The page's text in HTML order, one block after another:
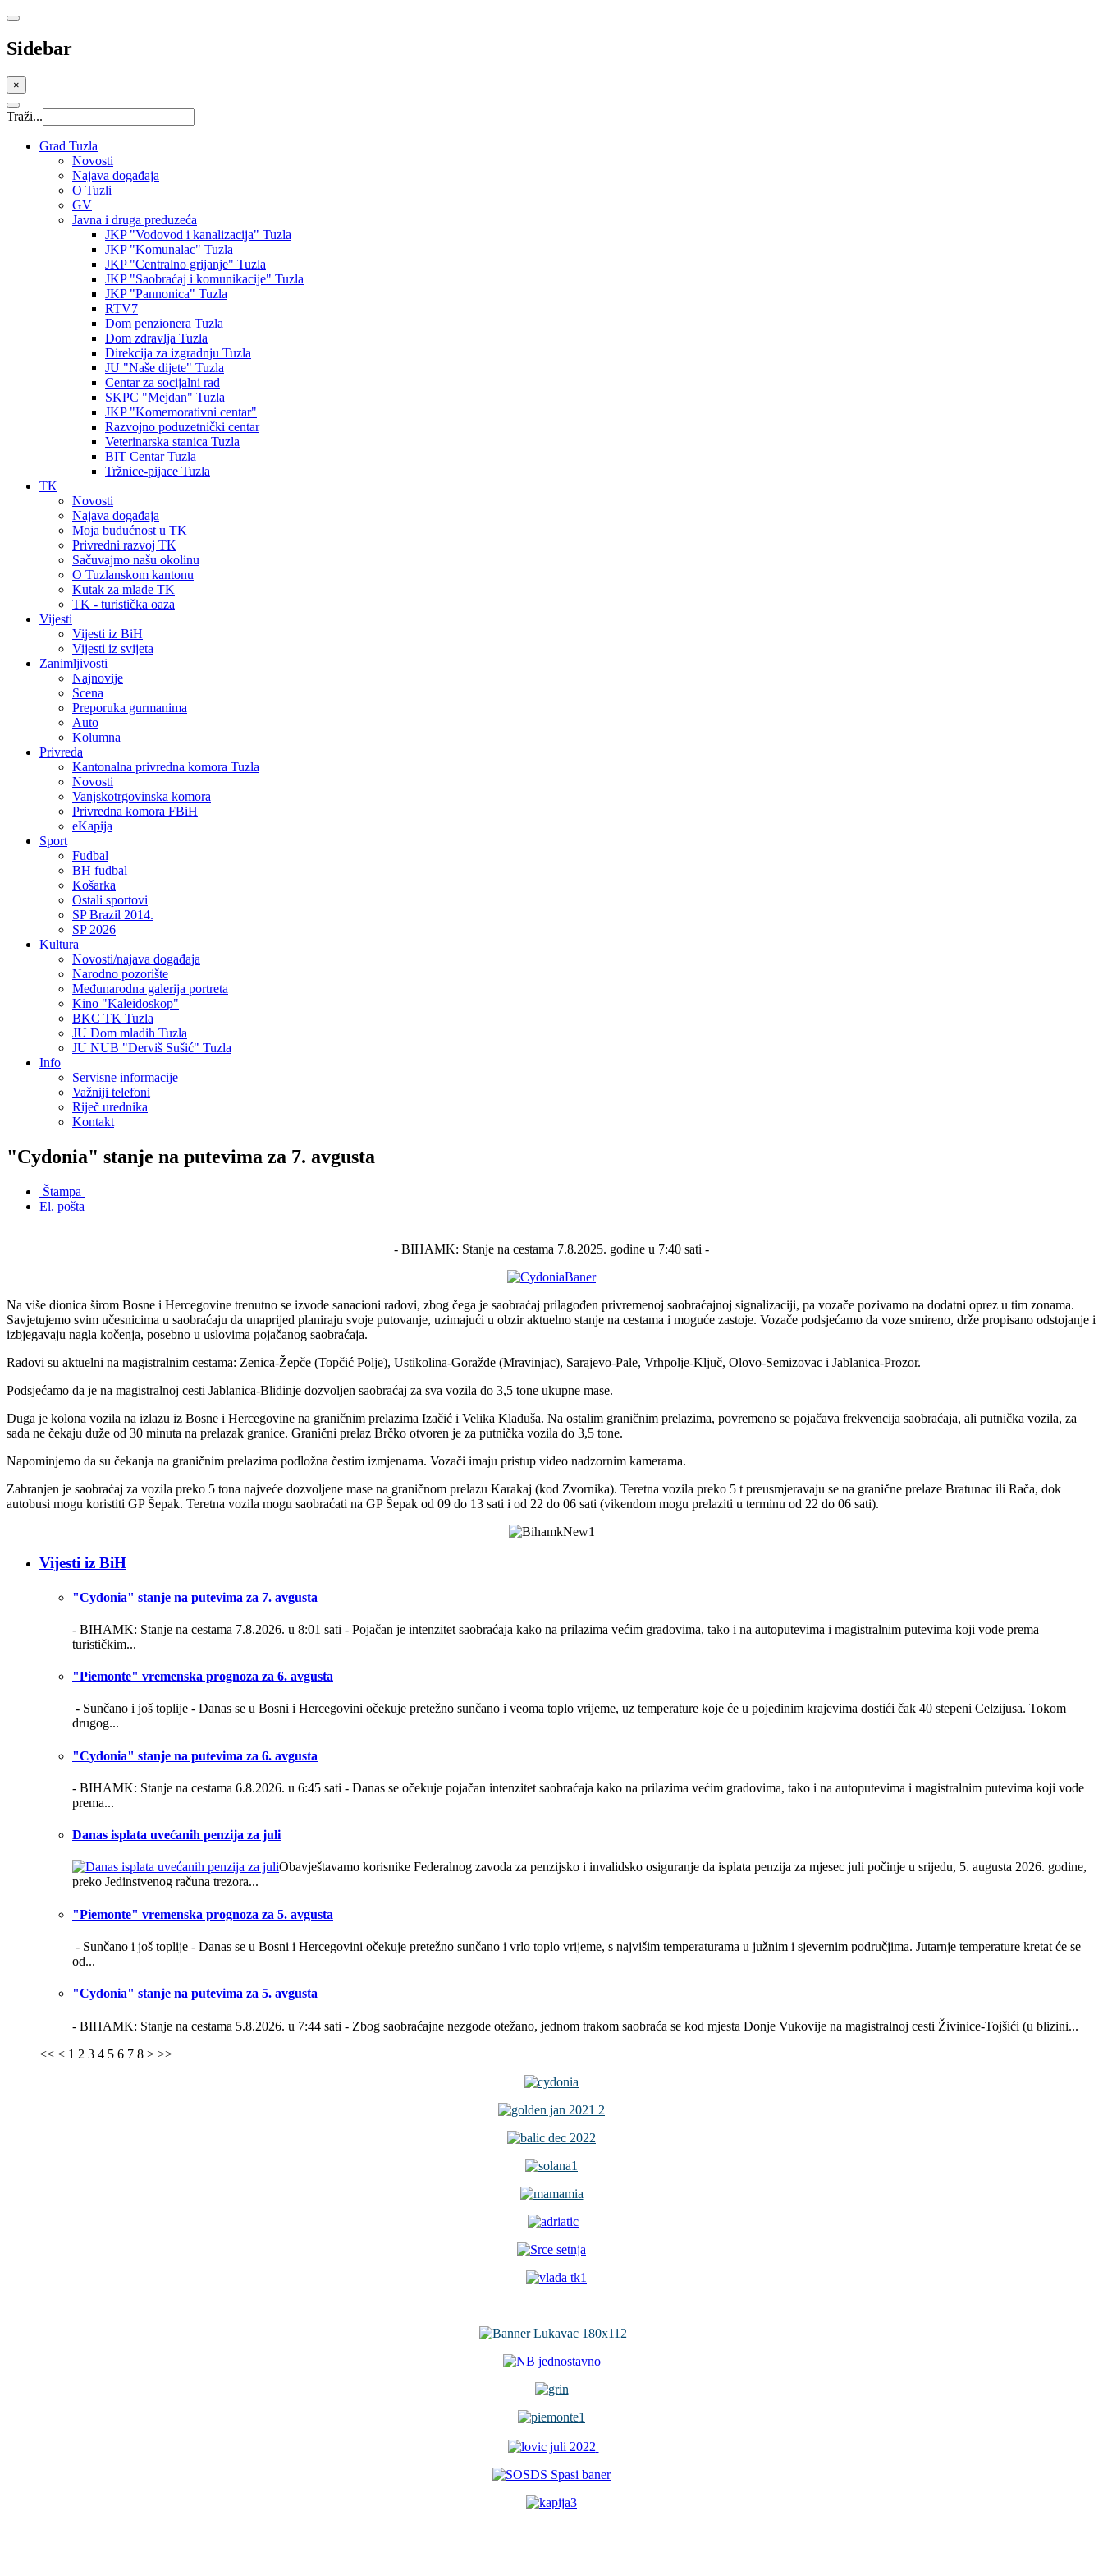
Sidebar
×
Traži...
Grad Tuzla
Novosti
Najava događaja
O Tuzli
GV
Javna i druga preduzeća
JKP "Vodovod i kanalizacija" Tuzla
JKP "Komunalac" Tuzla
JKP "Centralno grijanje" Tuzla
JKP "Saobraćaj i komunikacije" Tuzla
JKP "Pannonica" Tuzla
RTV7
Dom penzionera Tuzla
Dom zdravlja Tuzla
Direkcija za izgradnju Tuzla
JU "Naše dijete" Tuzla
Centar za socijalni rad
SKPC "Mejdan" Tuzla
JKP "Komemorativni centar"
Razvojno poduzetnički centar
Veterinarska stanica Tuzla
BIT Centar Tuzla
Tržnice-pijace Tuzla
TK
Novosti
Najava događaja
Moja budućnost u TK
Privredni razvoj TK
Sačuvajmo našu okolinu
O Tuzlanskom kantonu
Kutak za mlade TK
TK - turistička oaza
Vijesti
Vijesti iz BiH
Vijesti iz svijeta
Zanimljivosti
Najnovije
Scena
Preporuka gurmanima
Auto
Kolumna
Privreda
Kantonalna privredna komora Tuzla
Novosti
Vanjskotrgovinska komora
Privredna komora FBiH
eKapija
Sport
Fudbal
BH fudbal
Košarka
Ostali sportovi
SP Brazil 2014.
SP 2026
Kultura
Novosti/najava događaja
Narodno pozorište
Međunarodna galerija portreta
Kino "Kaleidoskop"
BKC TK Tuzla
JU Dom mladih Tuzla
JU NUB "Derviš Sušić" Tuzla
Info
Servisne informacije
Važniji telefoni
Riječ urednika
Kontakt
"Cydonia" stanje na putevima za 7. avgusta
Štampa
El. pošta
- BIHAMK: Stanje na cestama 7.8.2025. godine u 7:40 sati -
Na više dionica širom Bosne i Hercegovine trenutno se izvode sanacioni radovi, zbog čega je saobraćaj prilagođen privremenoj saobraćajnoj signalizaciji, pa vozače pozivamo na dodatni oprez u tim zonama.
Savjetujemo svim učesnicima u saobraćaju da unaprijed planiraju svoje putovanje, uzimajući u obzir aktuelno stanje na cestama i moguće zastoje. Vozače podsjećamo da voze smireno, drže propisano odstojanje i
izbjegavaju nagla kočenja, posebno u uslovima pojačanog saobraćaja.
Radovi su aktuelni na magistralnim cestama: Zenica-Žepče (Topčić Polje), Ustikolina-Goražde (Mravinjac), Sarajevo-Pale, Vrhpolje-Ključ, Olovo-Semizovac i Jablanica-Prozor.
Podsjećamo da je na magistralnoj cesti Jablanica-Blidinje dozvoljen saobraćaj za sva vozila do 3,5 tone ukupne mase.
Duga je kolona vozila na izlazu iz Bosne i Hercegovine na graničnim prelazima Izačić i Velika Kladuša. Na ostalim graničnim prelazima, povremeno se pojačava frekvencija saobraćaja, ali putnička vozila, za
sada ne čekaju duže od 30 minuta na prelazak granice. Granični prelaz Brčko otvoren je za putnička vozila do 3,5 tone.
Napominjemo da su čekanja na graničnim prelazima podložna čestim izmjenama. Vozači imaju pristup video nadzornim kamerama.
Zabranjen je saobraćaj za vozila preko 5 tona najveće dozvoljene mase na graničnom prelazu Karakaj (kod Zvornika). Teretna vozila preko 5 t preusmjeravaju se na granične prelaze Bratunac ili Rača, dok
autobusi mogu koristiti GP Šepak. Teretna vozila mogu saobraćati na GP Šepak od 09 do 13 sati i od 22 do 06 sati (vikendom mogu prelaziti u terminu od 22 do 06 sati).
Vijesti iz BiH
"Cydonia" stanje na putevima za 7. avgusta
- BIHAMK: Stanje na cestama 7.8.2026. u 8:01 sati - Pojačan je intenzitet saobraćaja kako na prilazima većim gradovima, tako i na autoputevima i magistralnim putevima koji vode prema
turističkim...
"Piemonte" vremenska prognoza za 6. avgusta
- Sunčano i još toplije - Danas se u Bosni i Hercegovini očekuje pretežno sunčano i veoma toplo vrijeme, uz temperature koje će u pojedinim krajevima dostići čak 40 stepeni Celzijusa. Tokom
drugog...
"Cydonia" stanje na putevima za 6. avgusta
- BIHAMK: Stanje na cestama 6.8.2026. u 6:45 sati - Danas se očekuje pojačan intenzitet saobraćaja kako na prilazima većim gradovima, tako i na autoputevima i magistralnim putevima koji vode
prema...
Danas isplata uvećanih penzija za juli
Obavještavamo korisnike Federalnog zavoda za penzijsko i invalidsko osiguranje da isplata penzija za mjesec juli počinje u srijedu, 5. augusta 2026. godine,
preko Jedinstvenog računa trezora...
"Piemonte" vremenska prognoza za 5. avgusta
- Sunčano i još toplije - Danas se u Bosni i Hercegovini očekuje pretežno sunčano i vrlo toplo vrijeme, s najvišim temperaturama u južnim i sjevernim područjima. Jutarnje temperature kretat će se
od...
"Cydonia" stanje na putevima za 5. avgusta
- BIHAMK: Stanje na cestama 5.8.2026. u 7:44 sati - Zbog saobraćajne nezgode otežano, jednom trakom saobraća se kod mjesta Donje Vukovije na magistralnoj cesti Živinice-Tojšići (u blizini...
<< < 1 2 3 4 5 6 7 8 > >>